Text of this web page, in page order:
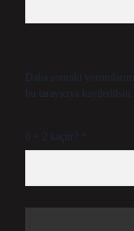
Daha sonraki
bu tarayıcıya kaydedilsin.
6 + 2 kaçtır? *